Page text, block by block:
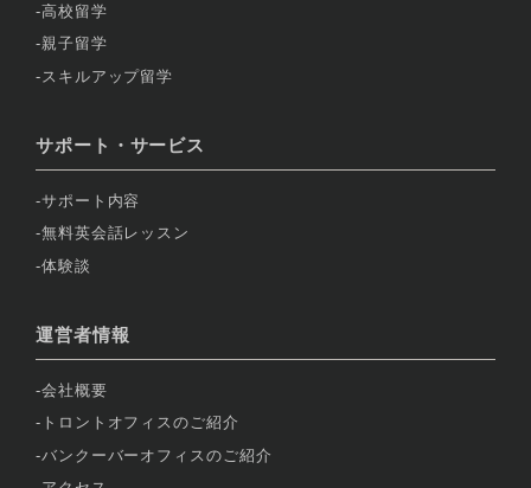
高校留学
親子留学
スキルアップ留学
サポート・サービス
サポート内容
無料英会話レッスン
体験談
運営者情報
会社概要
トロントオフィスのご紹介
バンクーバーオフィスのご紹介